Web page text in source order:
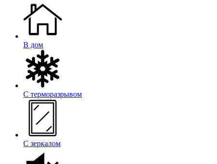
В дом
С терморазрывом
С зеркалом